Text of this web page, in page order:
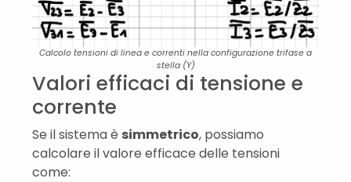
Calcolo tensioni di linea e correnti nella configurazione trifase a
stella (Y)
Valori efficaci di tensione e
corrente
Se il sistema è simmetrico, possiamo
calcolare il valore efficace delle tensioni
come: